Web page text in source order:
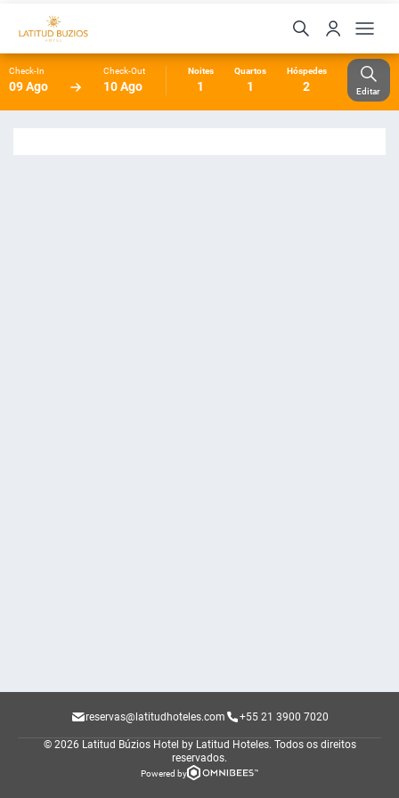
Check-In
09 Ago
Check-Out
10 Ago
Noites
1
Quartos
1
Hóspedes
2 Editar
reservas@latitudhoteles.com +55 21 3900 7020
© 2026 Latitud Búzios Hotel by Latitud Hoteles. Todos os direitos
reservados.
Powered by